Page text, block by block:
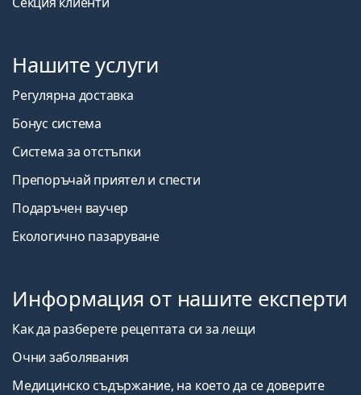
Нашите услуги
Регулярна доставка
Бонус система
Система за отстъпки
Препоръчай приятел и спести
Подаръчен ваучер
Екологично пазаруване
Информация от нашите експерти
Как да разберете рецептата си за лещи
Очни заболявания
Медицинско съдържание, на което да се доверите